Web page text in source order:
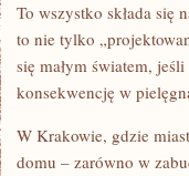
To wszystko składa się
to nie tylko
się małym światem,
konsekwencję w
W Krakowie, gdzie
domu – zarówno w